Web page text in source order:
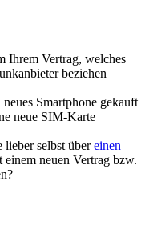
Ihrem Vertrag, welches
beziehen
Smartphone gekauft
neue SIM-Karte
lieber selbst übereinen
einem neuen Vertrag bzw.